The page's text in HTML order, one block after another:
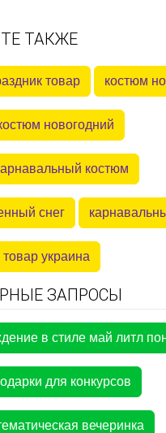
ТАКЖЕ
товар костюм
новогодний
костюм
снег
товар украина
ЗАПРОСЫ
в стиле май литл
для конкурсов
вечеринка